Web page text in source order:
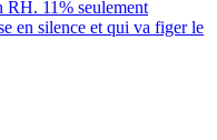
RH. 11% seulement
en silence et qui va figer le